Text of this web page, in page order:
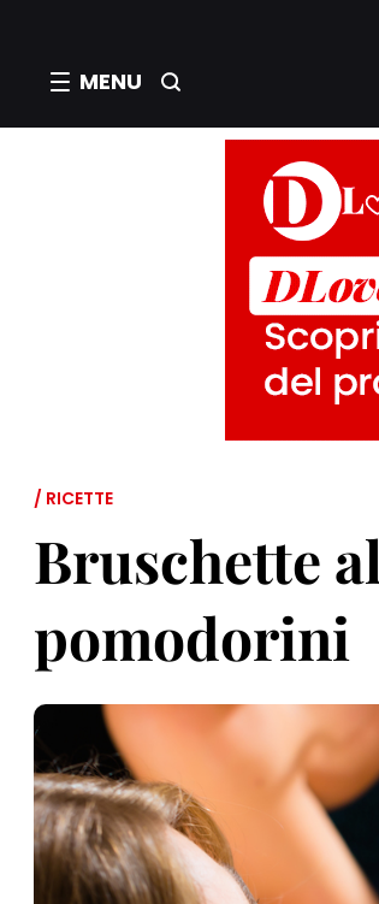
MENU
/ RICETTE
Bruschette
pomodorini